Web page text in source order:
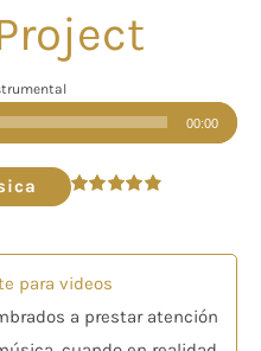
00:00
para videos
a prestar atención